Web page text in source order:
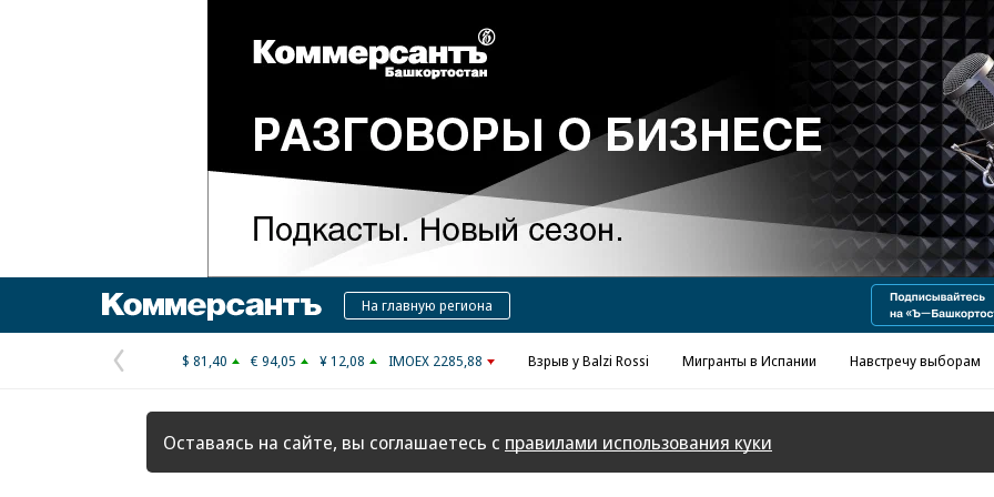
Реклама в «Ъ» www.kommersant.ru/ad
КоммерсантъНа главную региона
Предыдущая
страница
$ 81,40 € 94,05 ¥ 12,08 IMOEX 2285,88 Взрыв у Balzi Rossi Мигранты в Испании Навстречу выборам
Оставаясь на сайте, вы соглашаетесь с правилами использования куки